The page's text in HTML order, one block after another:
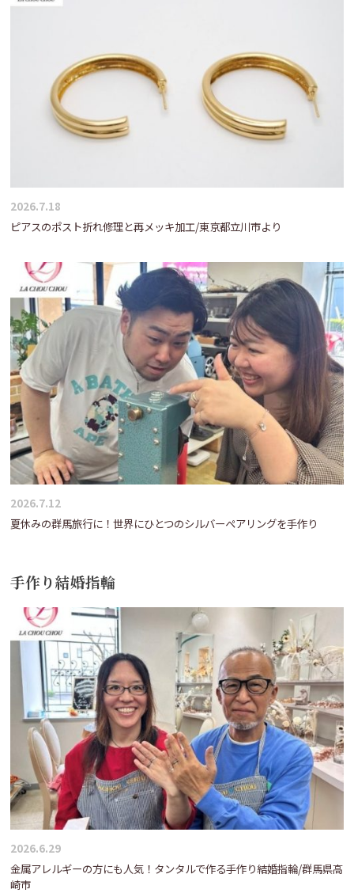
2026.7.18
ピアスのポスト折れ修理と再メッキ加工/東京都立川市より
2026.7.12
夏休みの群馬旅行に！世界にひとつのシルバーペアリングを手作り
手作り結婚指輪
2026.6.29
金属アレルギーの方にも人気！タンタルで作る手作り結婚指輪/群馬県高
崎市